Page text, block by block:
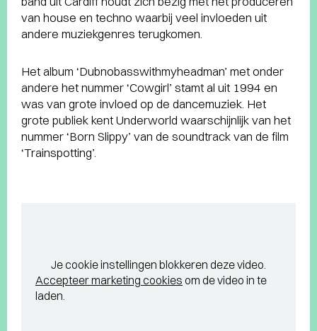
van house en techno waarbij veel invloeden uit
andere muziekgenres terugkomen.
Het album ‘Dubnobasswithmyheadman’ met onder
andere het nummer ‘Cowgirl’ stamt al uit 1994 en
was van grote invloed op de dancemuziek. Het
grote publiek kent Underworld waarschijnlijk van het
nummer ‘Born Slippy’ van de soundtrack van de film
‘Trainspotting’.
Je cookie instellingen blokkeren deze video.
Accepteer marketing cookies om de video in te
laden.